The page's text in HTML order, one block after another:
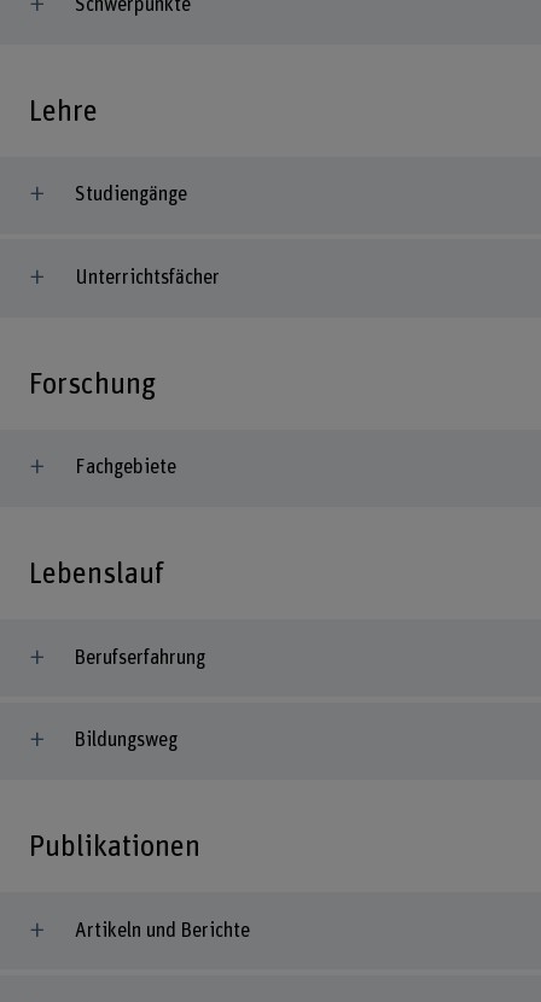
Schwerpunkte
Lehre
Studiengänge
Unterrichtsfächer
Forschung
Fachgebiete
Lebenslauf
Berufserfahrung
Bildungsweg
Publikationen
Artikeln und Berichte